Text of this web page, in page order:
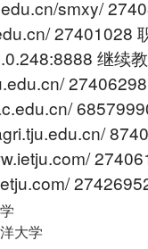
smxy/
27401028
继续
大学